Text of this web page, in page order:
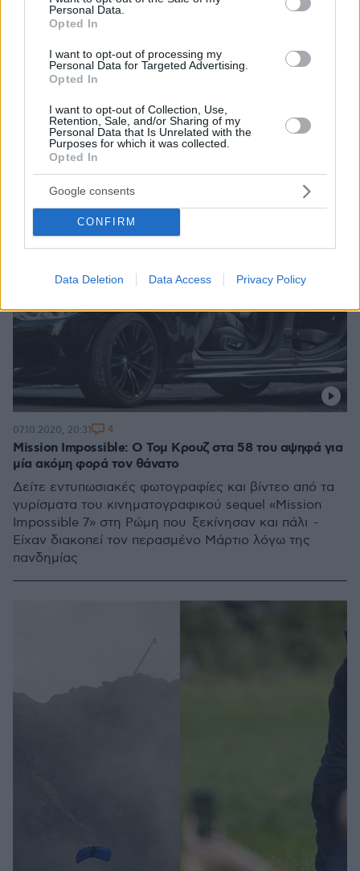
Personal Data.
Opted In
I want to opt-out of processing my
Personal Data for Targeted Advertising.
Opted In
I want to opt-out of Collection, Use,
Retention, Sale, and/or Sharing of my
Personal Data that Is Unrelated with the
Purposes for which it was collected.
Opted In
Google consents
CONFIRM
Data Deletion Data Access Privacy Policy
ηθοποιός πρωταγωνιστεί στη νέα ταινία «Avatar 2»
του Τζέιμς Κάμερον
Mission Impossible: Ο Τομ Κρουζ στα 58 του αψηφά για
μία ακόμη φορά τον θάνατο
Δείτε εντυπωσιακές φωτογραφίες και βίντεο από τα
γυρίσματα του κινηματογραφικού sequel «Mission
Impossible 7» στη Ρώμη που ξεκίνησαν και πάλι -
Είχαν διακοπεί τον περασμένο Μάρτιο λόγω της
πανδημίας
07.10.2020, 20:31 4